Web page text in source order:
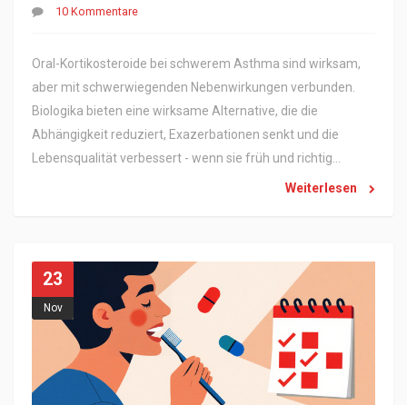
10 Kommentare
Oral-Kortikosteroide bei schwerem Asthma sind wirksam,
aber mit schwerwiegenden Nebenwirkungen verbunden.
Biologika bieten eine wirksame Alternative, die die
Abhängigkeit reduziert, Exazerbationen senkt und die
Lebensqualität verbessert - wenn sie früh und richtig
Weiterlesen
23
Nov